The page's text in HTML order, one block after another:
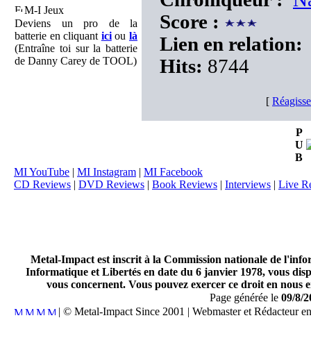
M-I Jeux
Deviens un pro de la
batterie en cliquant icioulà
(Entraîne toi sur la batterie
de Danny Carey de TOOL)
Score :
Lien en relation:
Hits: 8744
[
P
U
B
MI YouTube | MI Instagram | MI Facebook
CD Reviews | DVD Reviews | Book Reviews | Interviews | Live
Metal-Impact est inscrit à la Commission nationale de
Informatique et Libertés en date du 6 janvier 1978, vous
vous concernent. Vous pouvez exercer ce droit en
Page générée le 09/8/
| © Metal-Impact Since 2001 | Webmaster et Rédacteur